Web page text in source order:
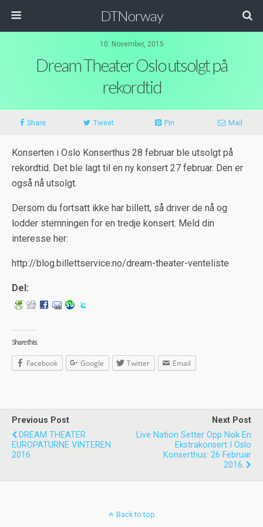
DTNorway
10. November, 2015
Dream Theater Oslo utsolgt på
rekordtid
Share Tweet Pin Mail
Konserten i Oslo Konserthus 28 februar ble utsolgt på
rekordtid. Det ble lagt til en ny konsert 27 februar. Den er
også nå utsolgt.
Dersom du fortsatt ikke har billett, så driver de nå og
lodder stemningen for en tredje konsert. Meld din
interesse her:
http://blog.billettservice.no/dream-theater-venteliste
Del:
Share this:
Facebook Google Twitter Email
Previous Post
DREAM THEATER
EUROPATURNE VINTEREN
2016
Next Post
Live Nation Setter Opp Nok En
Ekstrakonsert I Oslo
Konserthus: 26 Februar
2016.
Back to top